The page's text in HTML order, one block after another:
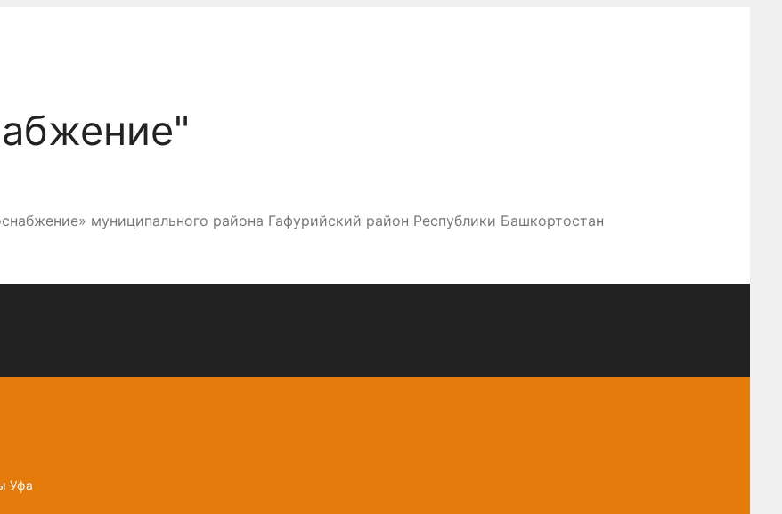
муниципального района Гафурийский район Республики Башкортостан
Уфа